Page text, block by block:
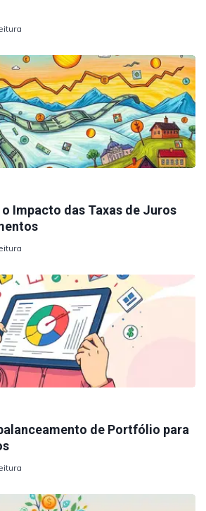
Impacto das Taxas de Juros
de Portfólio para